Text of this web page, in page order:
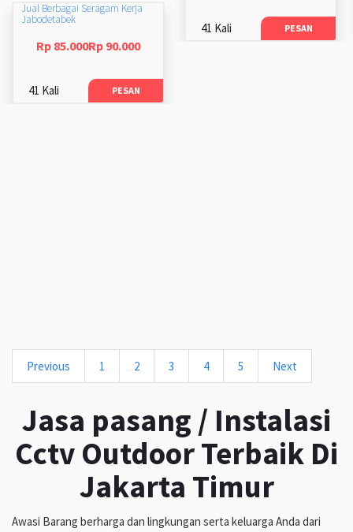
41 Kali PESAN
Jual Berbagai Seragam Kerja
Jabodetabek
Rp 85.000Rp 90.000
41 Kali PESAN
Previous 1 2 3 4 5 Next
Jasa pasang / Instalasi
Cctv Outdoor Terbaik Di
Jakarta Timur
Awasi Barang berharga dan lingkungan serta keluarga Anda dari